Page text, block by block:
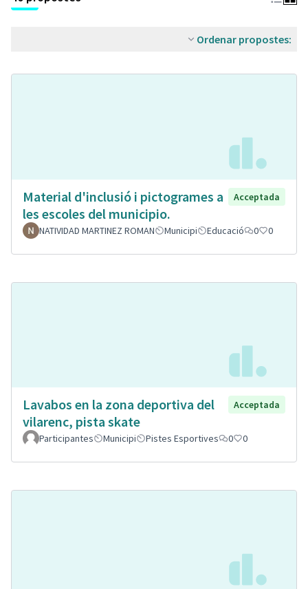
Ordenar propostes:
Material d'inclusió i pictogrames a
les escoles del municipio.
Acceptada
NATIVIDAD MARTINEZ ROMAN Municipi Educació 0 0
Lavabos en la zona deportiva del
vilarenc, pista skate
Acceptada
Participantes Municipi Pistes Esportives 0 0